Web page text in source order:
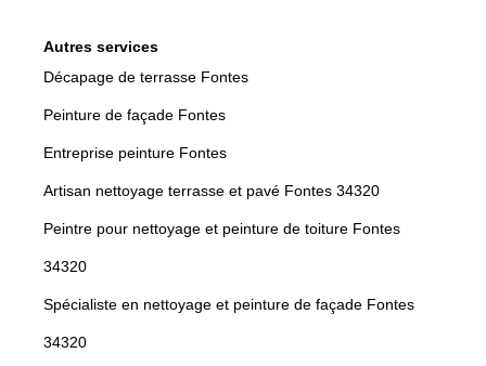
Autres services
Décapage de terrasse Fontes
Peinture de façade Fontes
Entreprise peinture Fontes
Artisan nettoyage terrasse et pavé Fontes 34320
Peintre pour nettoyage et peinture de toiture Fontes
34320
Spécialiste en nettoyage et peinture de façade Fontes
34320